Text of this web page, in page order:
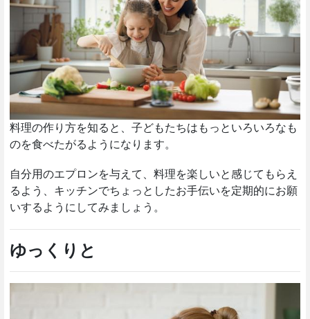
料理の作り方を知ると、子どもたちはもっといろいろなも
のを食べたがるようになります。
自分用のエプロンを与えて、料理を楽しいと感じてもらえ
るよう、キッチンでちょっとしたお手伝いを定期的にお願
いするようにしてみましょう。
ゆっくりと